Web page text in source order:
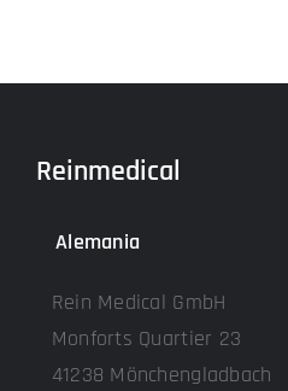
Reinmedical
Alemania
Rein Medical GmbH
Monforts Quartier 23
41238 Mönchengladbach